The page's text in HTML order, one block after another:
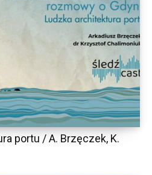
portu / A. Brzęczek, K.